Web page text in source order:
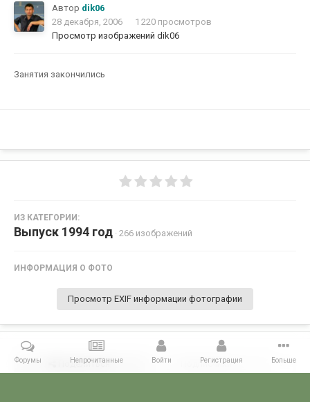
Автор dik06
28 декабря, 2006
1 220 просмотров
Просмотр изображений dik06
Занятия закончились
ИЗ КАТЕГОРИИ:
Выпуск 1994 год · 266 изображений
ИНФОРМАЦИЯ О ФОТО
Просмотр EXIF информации фотографии
Поделиться Подписчики 0
Форумы Непрочитанные Войти Регистрация Больше